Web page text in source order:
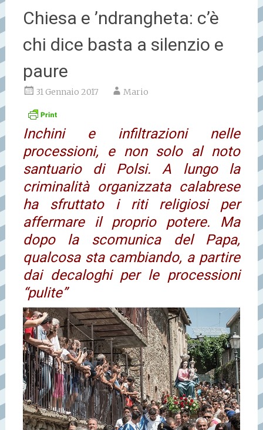
Chiesa e ’ndrangheta: c’è
chi dice basta a silenzio e
paure
31 Gennaio 2017 Mario
Inchini e infiltrazioni nelle
processioni, e non solo al noto
santuario di Polsi. A lungo la
criminalità organizzata calabrese
ha sfruttato i riti religiosi per
affermare il proprio potere. Ma
dopo la scomunica del Papa,
qualcosa sta cambiando, a partire
dai decaloghi per le processioni
“pulite”